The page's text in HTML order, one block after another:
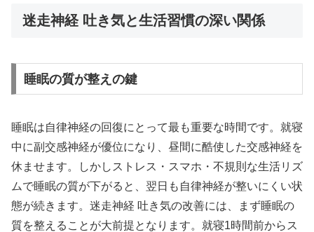
迷走神経 吐き気と生活習慣の深い関係
睡眠の質が整えの鍵
睡眠は自律神経の回復にとって最も重要な時間です。就寝
中に副交感神経が優位になり、昼間に酷使した交感神経を
休ませます。しかしストレス・スマホ・不規則な生活リズ
ムで睡眠の質が下がると、翌日も自律神経が整いにくい状
態が続きます。迷走神経 吐き気の改善には、まず睡眠の
質を整えることが大前提となります。就寝1時間前からス